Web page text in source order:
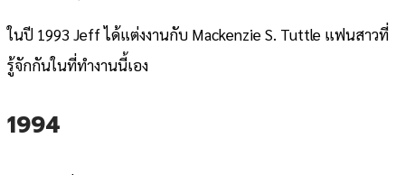
ในปี 1993 Jeff ได้แต่งงานกับ Mackenzie S. Tuttle แฟนสาวที่
รู้จักกันในที่ทำงานนี้เอง
1994